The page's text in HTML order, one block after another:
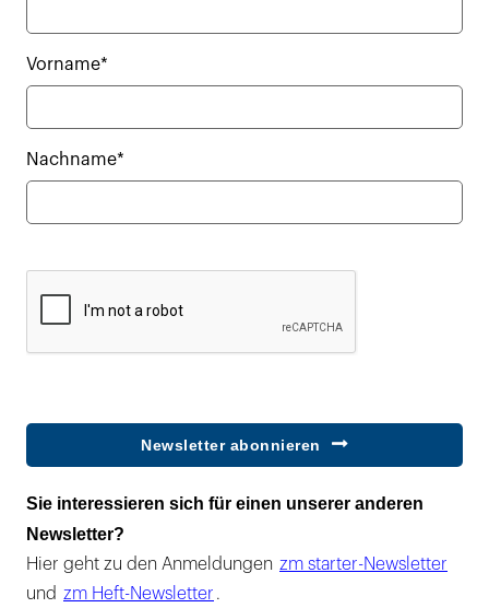
Vorname*
Nachname*
Newsletter abonnieren
Sie interessieren sich für einen unserer anderen
Newsletter?
Hier geht zu den Anmeldungen zm starter-Newsletter
und zm Heft-Newsletter .